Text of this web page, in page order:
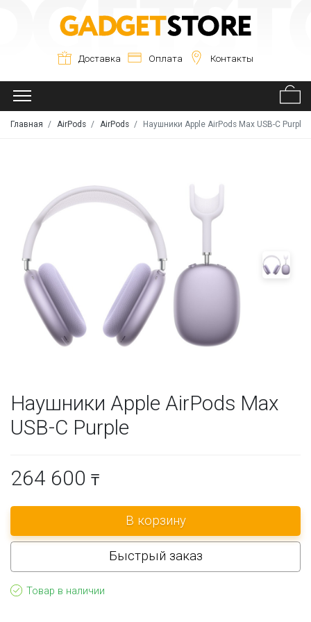
Доставка Оплата Контакты
Главная AirPods AirPods Наушники Apple AirPods Max USB-C Purple
Наушники Apple AirPods Max
USB-C Purple
264 600 ₸
Быстрый заказ
Товар в наличии